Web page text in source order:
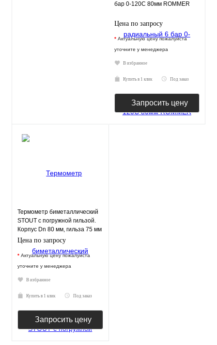
бар 0-120С 80мм ROMMER
Цена по запросу
* Актуальную цену пожалуйста
уточните у менеджера
В избранное
Купить в 1 клик Под заказ
Запросить цену
Термометр биметаллический
STOUT с погружной гильзой.
Корпус Dn 80 мм, гильза 75 мм
1/2"
Цена по запросу
* Актуальную цену пожалуйста
уточните у менеджера
В избранное
Купить в 1 клик Под заказ
Запросить цену